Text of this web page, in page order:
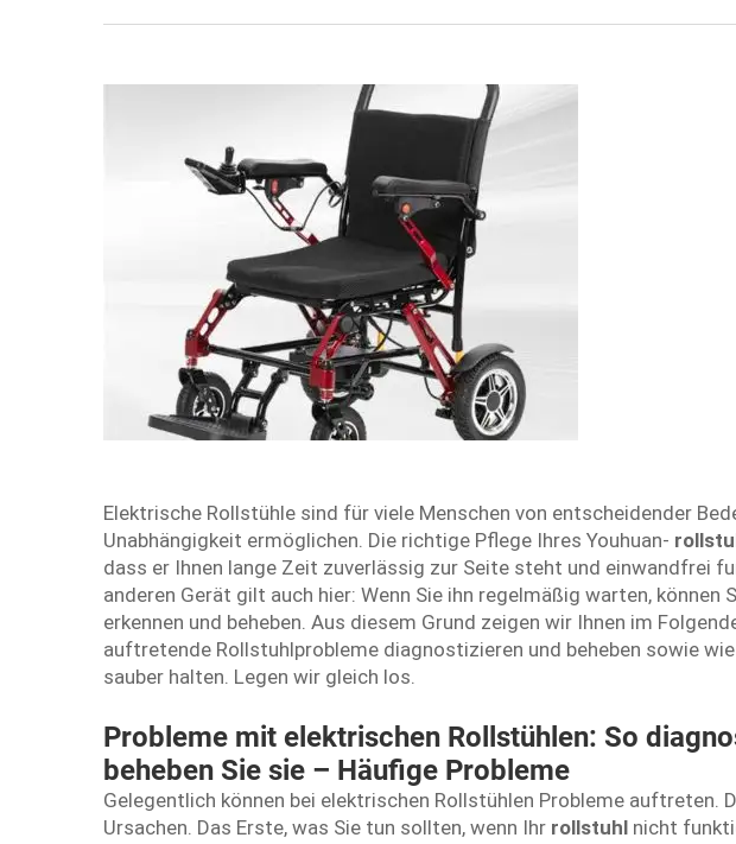
Elektrische Rollstühle sind für viele Menschen von entscheidender
Unabhängigkeit ermöglichen. Die richtige Pflege Ihres Youhuan-
dass er Ihnen lange Zeit zuverlässig zur Seite steht und einwandfrei
anderen Gerät gilt auch hier: Wenn Sie ihn regelmäßig warten, können
erkennen und beheben. Aus diesem Grund zeigen wir Ihnen im
auftretende Rollstuhlprobleme diagnostizieren und beheben sowie
sauber halten. Legen wir gleich los.
Probleme mit elektrischen Rollstühlen: So
beheben Sie sie – Häufige Probleme
Gelegentlich können bei elektrischen Rollstühlen Probleme auftreten.
Ursachen. Das Erste, was Sie tun sollten, wenn Ihr rollstuhl nicht